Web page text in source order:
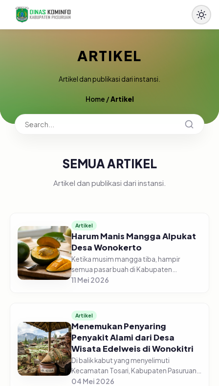
ARTIKEL
Artikel dan publikasi dari instansi.
Home /Artikel
SEMUA ARTIKEL
Artikel dan publikasi dari instansi.
Artikel
Harum Manis Mangga Alpukat
Desa Wonokerto
Ketika musim mangga tiba, hampir
semua pasar buah di Kabupaten
Pasuruan turut menjajakan. Dari
Sukorejo selalu menj...
11 Mei 2026
Artikel
Menemukan Penyaring
Penyakit Alami dari Desa
Wisata Edelweis di Wonokitri
Di balik kabut yang menyelimuti
Kecamatan Tosari, Kabupaten Pasuruan,
tersimpan hamparan kebun edelweis
04 Mei 2026